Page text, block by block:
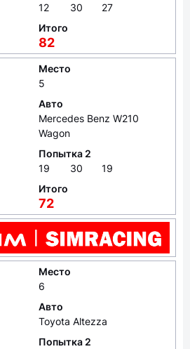
12
30
27
Итого
82
Место
5
Авто
Mercedes Benz W210
Wagon
Попытка 2
19
30
19
Итого
72
Место
6
Авто
Toyota Altezza
Попытка 2